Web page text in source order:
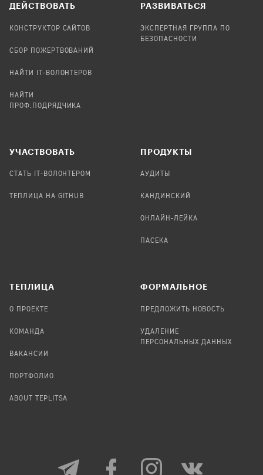
ДЕЙСТВОВАТЬ
КОНСТРУКТОР САЙТОВ
СБОР ПОЖЕРТВОВАНИЙ
НАЙТИ IT-ВОЛОНТЕРОВ
НАЙТИ
ПРОФ.ПОДРЯДЧИКА
РАЗВИВАТЬСЯ
ЭКСПЕРТНАЯ ГРУППА ПО
БЕЗОПАСНОСТИ
УЧАСТВОВАТЬ
СТАТЬ IT-ВОЛОНТЕРОМ
ТЕПЛИЦА НА GITHUB
ПРОДУКТЫ
АУДИТЫ
КАНДИНСКИЙ
ОНЛАЙН-ЛЕЙКА
ПАСЕКА
TЕПЛИЦА
О ПРОЕКТЕ
КОМАНДА
ВАКАНСИИ
ПОРТФОЛИО
ABOUT TEPLITSA
ФОРМАЛЬНОЕ
ПРЕДЛОЖИТЬ НОВОСТЬ
УДАЛЕНИЕ
ПЕРСОНАЛЬНЫХ ДАННЫХ